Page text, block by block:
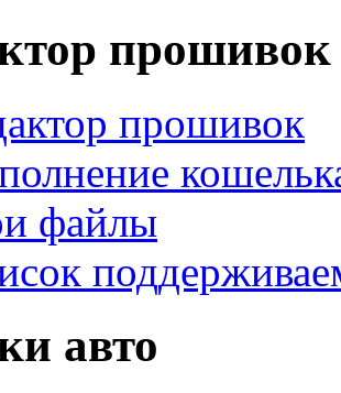
прошивок
прошивок
файлы
авто